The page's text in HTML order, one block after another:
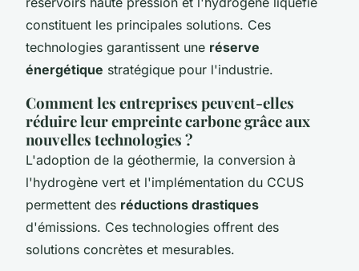
constituent les principales solutions. Ces
technologies garantissent une réserve
énergétique stratégique pour l'industrie.
Comment les entreprises peuvent-elles
réduire leur empreinte carbone grâce aux
nouvelles technologies ?
L'adoption de la géothermie, la conversion à
l'hydrogène vert et l'implémentation du CCUS
permettent des réductions drastiques
d'émissions. Ces technologies offrent des
solutions concrètes et mesurables.